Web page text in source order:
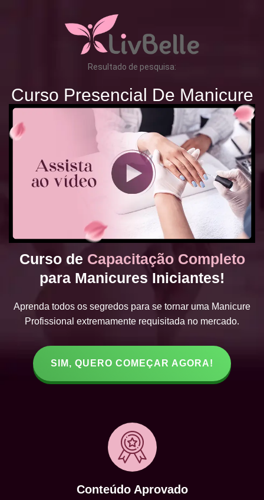
Resultado de pesquisa:
Curso Presencial De Manicure
Curso de Capacitação Completo
para Manicures Iniciantes!
Aprenda todos os segredos para se tornar uma Manicure
Profissional extremamente requisitada no mercado.
SIM, QUERO COMEÇAR AGORA!
Conteúdo Aprovado